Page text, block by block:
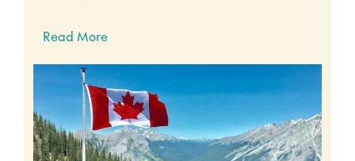
Read More